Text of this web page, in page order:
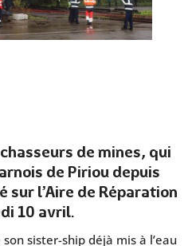
de mines, qui
de Piriou depuis
l’Aire de Réparation
10 avril.
sister-ship déjà mis à l’eau